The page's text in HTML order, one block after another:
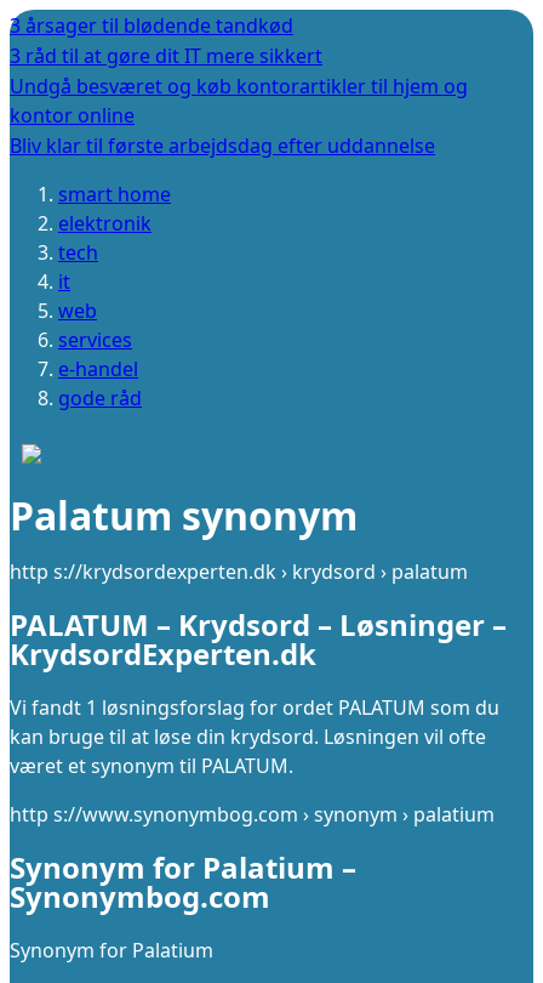
3 årsager til blødende tandkød
3 råd til at gøre dit IT mere sikkert
Undgå besværet og køb kontorartikler til hjem og
kontor online
Bliv klar til første arbejdsdag efter uddannelse
smart home
elektronik
tech
it
web
services
e-handel
gode råd
Palatum synonym
http s://krydsordexperten.dk › krydsord › palatum
PALATUM – Krydsord – Løsninger –
KrydsordExperten.dk
Vi fandt 1 løsningsforslag for ordet PALATUM som du
kan bruge til at løse din krydsord. Løsningen vil ofte
været et synonym til PALATUM.
http s://www.synonymbog.com › synonym › palatium
Synonym for Palatium –
Synonymbog.com
Synonym for Palatium